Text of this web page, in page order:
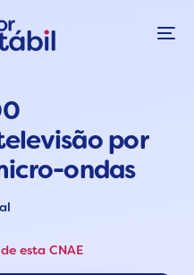
por
ondas
esta CNAE